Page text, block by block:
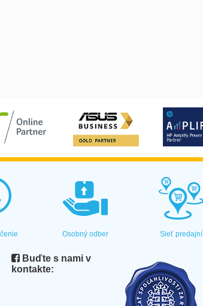
Osobný odber Sieť predajní
Buďte s nami v
kontakte: